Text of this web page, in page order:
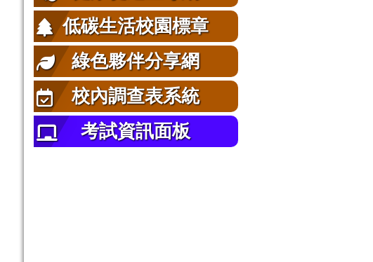
低碳生活校園標章
綠色夥伴分享網
校內調查表系統
考試資訊面板